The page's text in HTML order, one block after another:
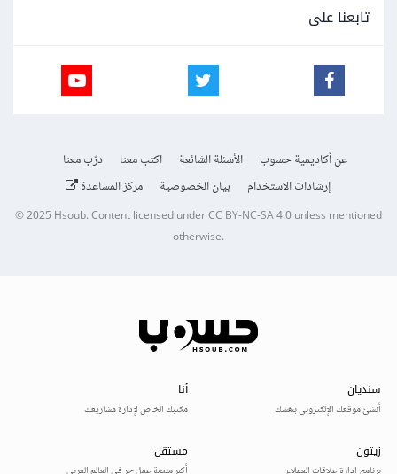
تابعنا على
عن أكاديمية حسوب الأسئلة الشائعة اكتب معنا
درّب معنا
إرشادات الاستخدام
بيان الخصوصية مركز المساعدة
© 2025Hsoub.Content licensed underCC BY-NC-SA 4.0unless mentioned
otherwise.